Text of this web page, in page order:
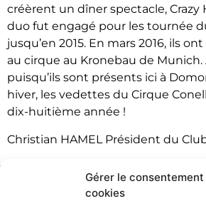
Gérer le consentement
cookies
créèrent un dîner spectacle, Crazy
duo fut engagé pour les tournée
jusqu’en 2015. En mars 2016, ils
au cirque au Kronebau de Munich.
puisqu’ils sont présents ici à
hiver, les vedettes du Cirque
dix-huitième année !
Christian HAMEL Président du